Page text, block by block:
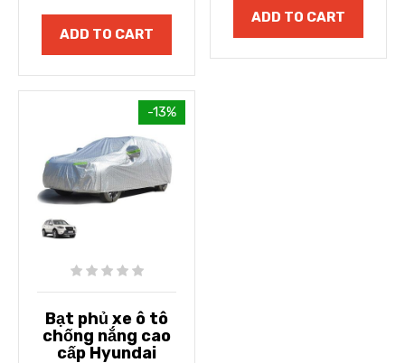
ADD TO CART
ADD TO CART
-13%
Bạt phủ xe ô tô
chống nắng cao
cấp Hyundai